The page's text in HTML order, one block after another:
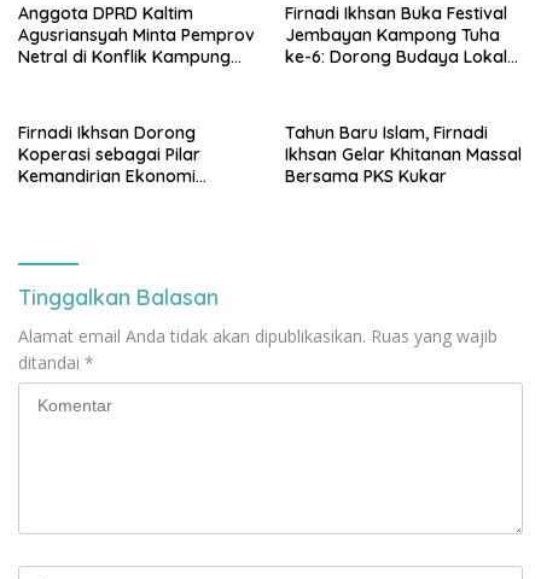
Anggota DPRD Kaltim
Agusriansyah Minta Pemprov
Netral di Konflik Kampung
Firnadi Ikhsan Buka Festival
Jembayan Kampong Tuha
ke-6: Dorong Budaya Lokal
Firnadi Ikhsan Dorong
Koperasi sebagai Pilar
Kemandirian Ekonomi
Tahun Baru Islam, Firnadi
Ikhsan Gelar Khitanan Massal
Bersama PKS Kukar
Tinggalkan Balasan
Alamat email Anda tidak akan dipublikasikan. Ruas yang wajib
ditandai *